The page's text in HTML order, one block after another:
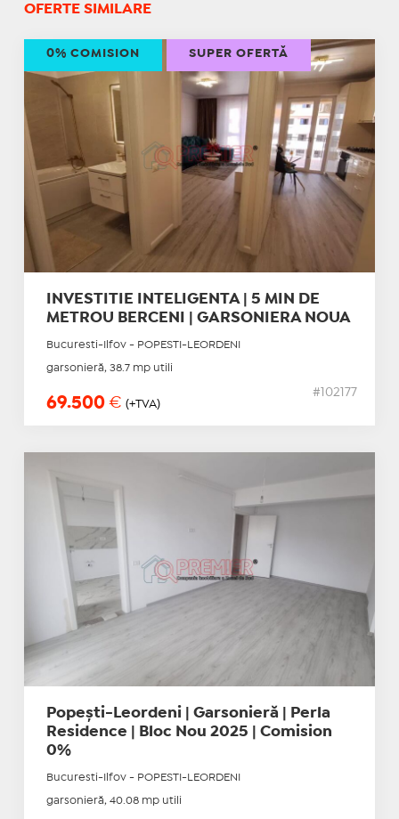
OFERTE SIMILARE
INVESTITIE INTELIGENTA | 5 MIN DE
METROU BERCENI | GARSONIERA NOUA
Bucuresti-Ilfov - POPESTI-LEORDENI
garsonieră, 38.7 mp utili
69.500 € (+TVA)
#102177
0% COMISION SUPER OFERTĂ
Popești-Leordeni | Garsonieră | Perla
Residence | Bloc Nou 2025 | Comision
0%
Bucuresti-Ilfov - POPESTI-LEORDENI
garsonieră, 40.08 mp utili